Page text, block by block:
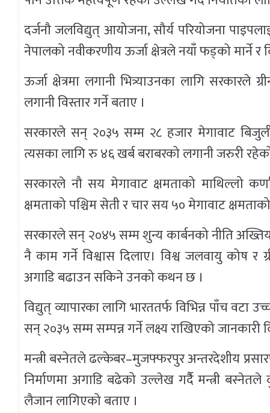
दर्जनौ जलविद्युत् आयोजना, सौर्य परियोजना
नेपालको नवीकरणीय ऊर्जा क्षेत्रले नयाँ फड्को मार्ने र
ऊर्जा क्षेत्रमा लगानी भित्र्याउनका लागि
लगानी विस्तार गर्ने बताए ।
सरकारले सन् २०३५ सम्म २८ हजार मेगावाट बिजुली
त्यसका लागि रु ४६ खर्ब बराबरको लगानी जरुरी रहेको
सरकारले नौ सय मेगावाट क्षमताको माथिल्लो
क्षमताको पश्चिम सेती र चार सय ५० मेगावाट
सरकारले सन् २०४५ सम्म शुन्य कार्बनको नीति
नै काम गर्ने विश्वास दिलाए। विश्व जलवायु कोष र
अगाडि बढाउन सकिने उनको कथन छ ।
विद्युत् व्यापारका लागि भारततर्फ विभिन्न पाँच वटा
सन् २०३५ सम्म सम्पन्न गर्ने लक्ष्य राखिएको जानकारी
मन्त्री बस्नेतले ढल्केबर–मुजफ्फरपुर अन्तरदेशीय
निर्माणमा अगाडि बढेको उल्लेख गर्दैै मन्त्री बस्नेतले
लैजान लागिएको बताए ।